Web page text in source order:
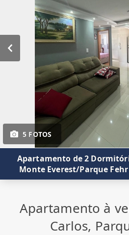
5 FOTOS
Apartamento de 2
Monte Everest/Parque Fehr
Apartamento à
Carlos,